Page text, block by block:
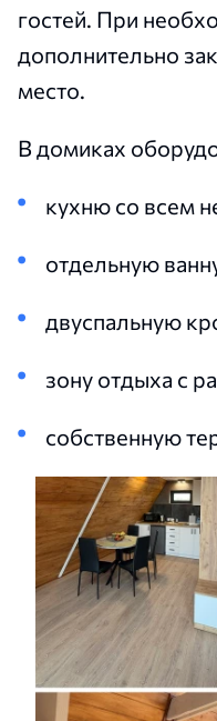
гостей. При
дополнительно
место.
В домиках
кухню со всем
отдельную
двуспальную
зону отдыха с
собственную